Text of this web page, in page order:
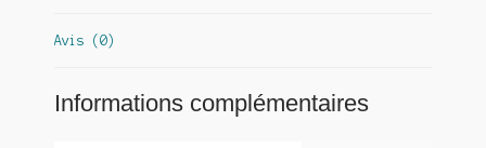
Avis (0)
Informations complémentaires